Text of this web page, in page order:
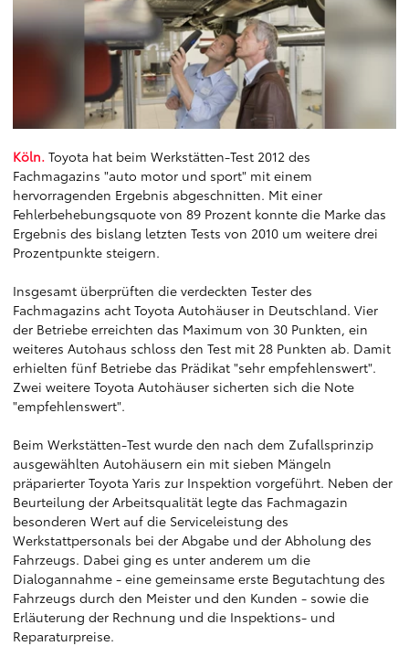
Köln. Toyota hat beim Werkstätten-Test 2012 des
Fachmagazins "auto motor und sport" mit einem
hervorragenden Ergebnis abgeschnitten. Mit einer
Fehlerbehebungsquote von 89 Prozent konnte die Marke das
Ergebnis des bislang letzten Tests von 2010 um weitere drei
Prozentpunkte steigern.
Insgesamt überprüften die verdeckten Tester des
Fachmagazins acht Toyota Autohäuser in Deutschland. Vier
der Betriebe erreichten das Maximum von 30 Punkten, ein
weiteres Autohaus schloss den Test mit 28 Punkten ab. Damit
erhielten fünf Betriebe das Prädikat "sehr empfehlenswert".
Zwei weitere Toyota Autohäuser sicherten sich die Note
"empfehlenswert".
Beim Werkstätten-Test wurde den nach dem Zufallsprinzip
ausgewählten Autohäusern ein mit sieben Mängeln
präparierter Toyota Yaris zur Inspektion vorgeführt. Neben der
Beurteilung der Arbeitsqualität legte das Fachmagazin
besonderen Wert auf die Serviceleistung des
Werkstattpersonals bei der Abgabe und der Abholung des
Fahrzeugs. Dabei ging es unter anderem um die
Dialogannahme - eine gemeinsame erste Begutachtung des
Fahrzeugs durch den Meister und den Kunden - sowie die
Erläuterung der Rechnung und die Inspektions- und
Reparaturpreise.